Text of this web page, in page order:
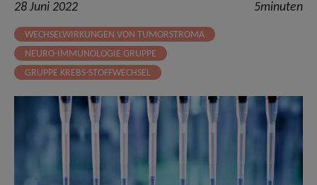
28 Juni 2022 5minuten
WECHSELWIRKUNGEN VON TUMORSTROMA
NEURO-IMMUNOLOGIE GRUPPE
GRUPPE KREBS-STOFFWECHSEL